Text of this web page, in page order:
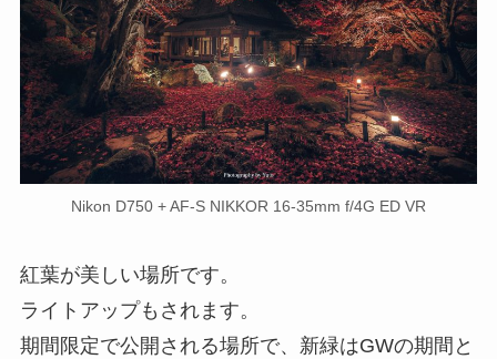
Nikon D750 + AF-S NIKKOR 16-35mm f/4G ED VR
紅葉が美しい場所です。
ライトアップもされます。
期間限定で公開される場所で、新緑はGWの期間と